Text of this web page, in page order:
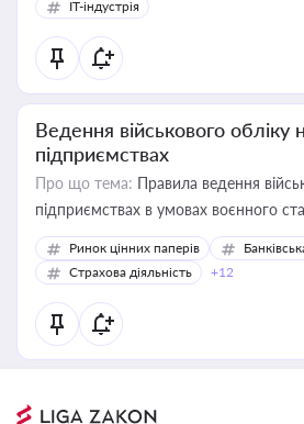
IT-індустрія
Ведення військового обліку
підприємствах
Про що тема: Правила ведення
підприємствах в умовах воєнного
Ринок цінних паперів
Страхова діяльність
+12